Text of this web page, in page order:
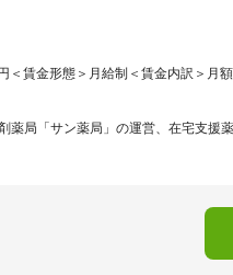
＜賃金形態＞月給制＜賃金内訳＞月
薬局「サン薬局」の運営、在宅支援